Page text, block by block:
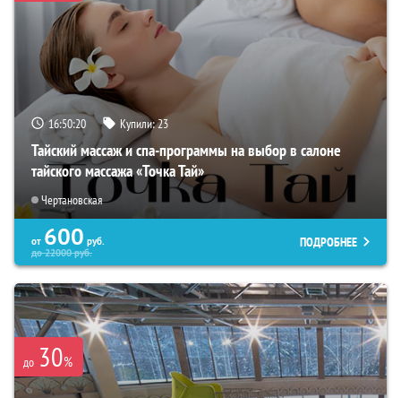
16:50:19 Купили:23
Тайский массаж и спа-программы на выбор в салоне
тайского массажа «Точка Тай»
Чертановская
от 600 руб.
до22000руб.
ПОДРОБНЕЕ
до 30%